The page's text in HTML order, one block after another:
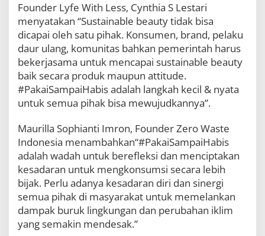
Founder Lyfe With Less, Cynthia S Lestari
menyatakan “Sustainable beauty tidak bisa
dicapai oleh satu pihak. Konsumen, brand, pelaku
daur ulang, komunitas bahkan pemerintah harus
bekerjasama untuk mencapai sustainable beauty
baik secara produk maupun attitude.
#PakaiSampaiHabis adalah langkah kecil & nyata
untuk semua pihak bisa mewujudkannya”.
Maurilla Sophianti Imron, Founder Zero Waste
Indonesia menambahkan“#PakaiSampaiHabis
adalah wadah untuk berefleksi dan menciptakan
kesadaran untuk mengkonsumsi secara lebih
bijak. Perlu adanya kesadaran diri dan sinergi
semua pihak di masyarakat untuk memelankan
dampak buruk lingkungan dan perubahan iklim
yang semakin mendesak.”